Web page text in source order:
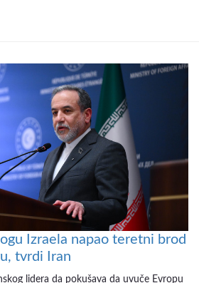
Izraela napao teretni brod
tvrdi Iran
lidera da pokušava da uvuče Evropu